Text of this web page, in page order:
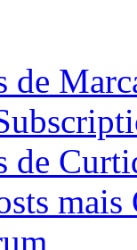
de
de
mais